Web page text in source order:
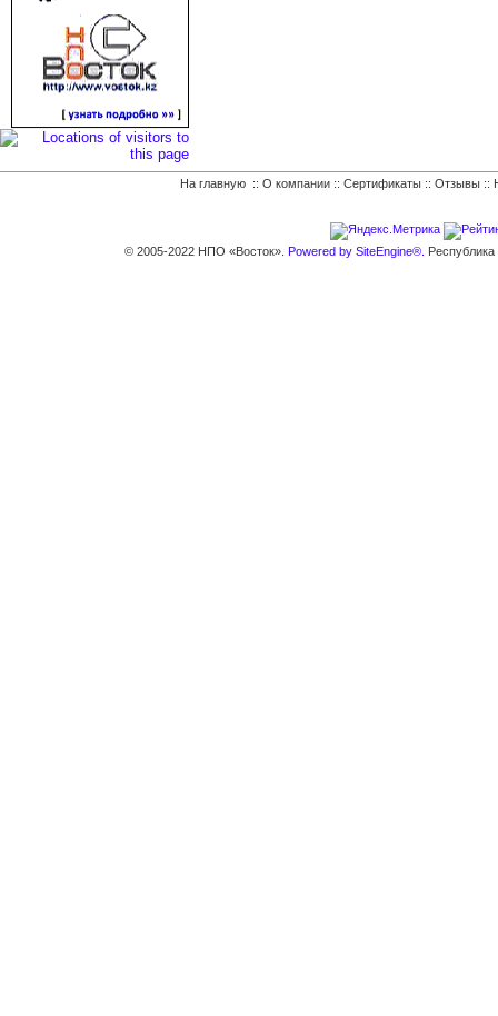
На главную :: О компании :: Сертификаты :: Отзывы ::
© 2005-2022 НПО «Восток». Powered by SiteEngine®.